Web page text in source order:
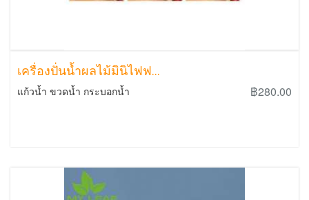
เครื่องปั่นน้ำผลไม้มินิไฟฟ...
แก้วน้ำ ขวดน้ำ กระบอกน้ำ ฿280.00